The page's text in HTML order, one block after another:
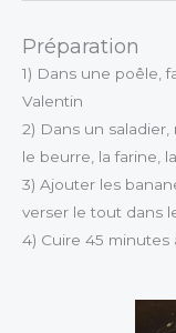
Préparation
1) Dans une poêle,
Valentin
2) Dans un
le beurre, la farine,
3) Ajouter les
verser le tout dans
4) Cuire 45 minutes